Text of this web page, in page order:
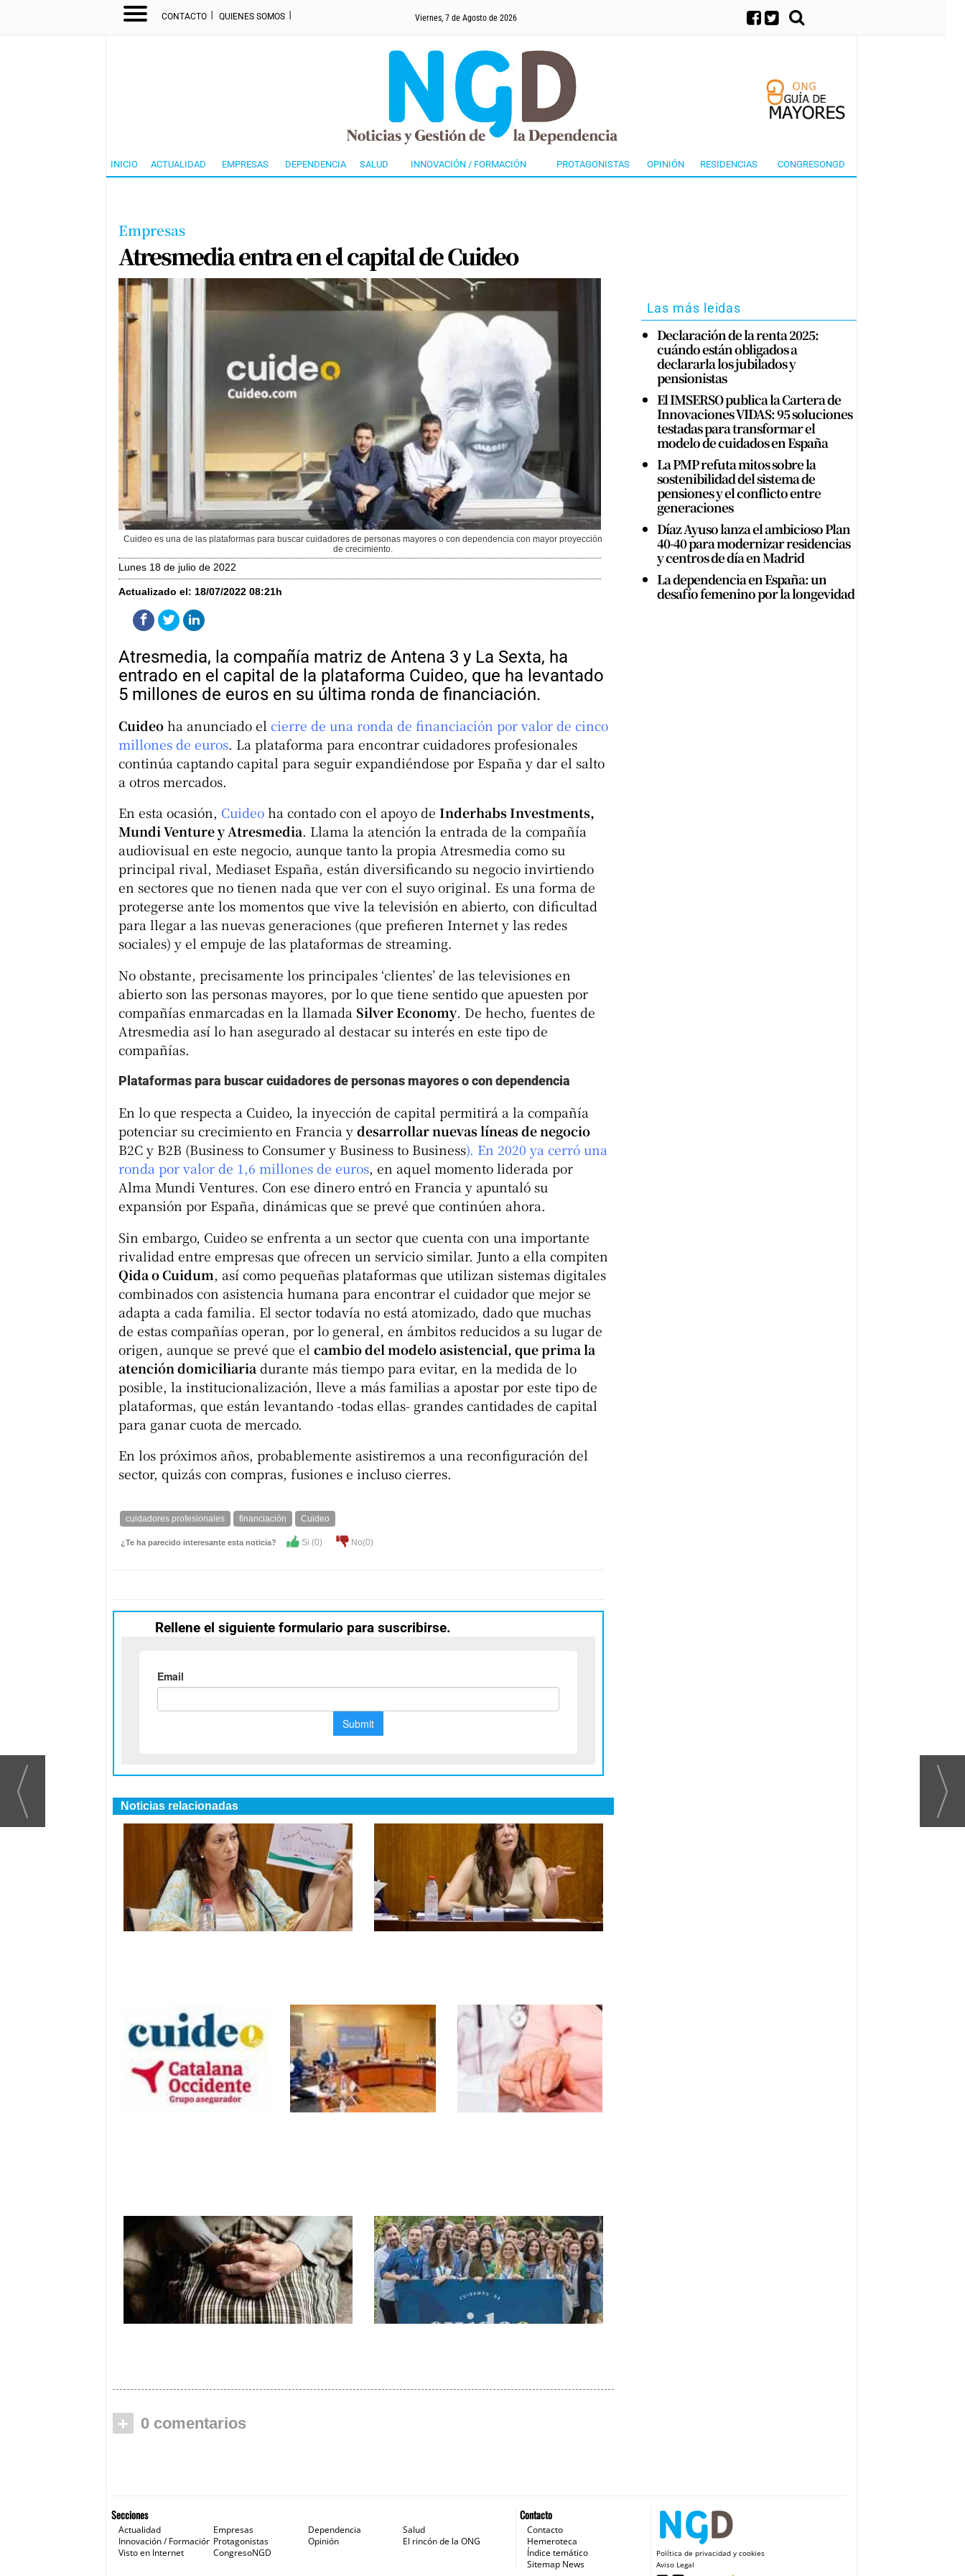
CONTACTO I QUIENES SOMOS I Viernes, 7 de Agosto de 2026
INICIO ACTUALIDAD EMPRESAS DEPENDENCIA SALUD INNOVACIÓN / FORMACIÓN PROTAGONISTAS OPINIÓN RESIDENCIAS CONGRESONGD
Empresas
Atresmedia entra en el capital de Cuideo
Cuideo es una de las plataformas para buscar cuidadores de personas mayores o con dependencia con mayor proyección
de crecimiento.
lunes 18 de julio de 2022
Actualizado el: 18/07/2022 08:21h
Atresmedia, la compañía matriz de Antena 3 y La Sexta, ha
entrado en el capital de la plataforma Cuideo, que ha levantado
5 millones de euros en su última ronda de financiación.
Cuideoha anunciado el cierre de una ronda de financiación por valor de cinco
millones de euros. La plataforma para encontrar cuidadores profesionales
continúa captando capital para seguir expandiéndose por España y dar el salto
a otros mercados.
En esta ocasión, Cuideoha contado con el apoyo de Inderhabs Investments,
Mundi Venture y Atresmedia. Llama la atención la entrada de la compañía
audiovisual en este negocio, aunque tanto la propia Atresmedia como su
principal rival, Mediaset España, están diversificando su negocio invirtiendo
en sectores que no tienen nada que ver con el suyo original. Es una forma de
protegerse ante los momentos que vive la televisión en abierto, con dificultad
para llegar a las nuevas generaciones (que prefieren Internet y las redes
sociales) y el empuje de las plataformas de streaming.
No obstante, precisamente los principales ‘clientes’ de las televisiones en
abierto son las personas mayores, por lo que tiene sentido que apuesten por
compañías enmarcadas en la llamada Silver Economy. De hecho, fuentes de
Atresmedia así lo han asegurado al destacar su interés en este tipo de
compañías.
Plataformas para buscar cuidadores de personas mayores o con dependencia
En lo que respecta a Cuideo, la inyección de capital permitirá a la compañía
potenciar su crecimiento en Francia y desarrollar nuevas líneas de negocio
B2C y B2B (Business to Consumer y Business to Business). En 2020 ya cerró una
ronda por valor de 1,6 millones de euros, en aquel momento liderada por
Alma Mundi Ventures. Con ese dinero entró en Francia y apuntaló su
expansión por España, dinámicas que se prevé que continúen ahora.
Sin embargo, Cuideo se enfrenta a un sector que cuenta con una importante
rivalidad entre empresas que ofrecen un servicio similar. Junto a ella compiten
Qida o Cuidum, así como pequeñas plataformas que utilizan sistemas digitales
combinados con asistencia humana para encontrar el cuidador que mejor se
adapta a cada familia. El sector todavía no está atomizado, dado que muchas
de estas compañías operan, por lo general, en ámbitos reducidos a su lugar de
origen, aunque se prevé que el cambio del modelo asistencial, que prima la
atención domiciliaria durante más tiempo para evitar, en la medida de lo
posible, la institucionalización, lleve a más familias a apostar por este tipo de
plataformas, que están levantando -todas ellas- grandes cantidades de capital
para ganar cuota de mercado.
En los próximos años, probablemente asistiremos a una reconfiguración del
sector, quizás con compras, fusiones e incluso cierres.
cuidadores profesionales financiación Cuideo
¿Te ha parecido interesante esta noticia? Si (0) No(0)
Rellene el siguiente formulario para suscribirse.
Noticias relacionadas
+ 0 comentarios
Las más leidas
Declaración de la renta 2025:
cuándo están obligados a
declararla los jubilados y
pensionistas
El IMSERSO publica la Cartera de
Innovaciones VIDAS: 95 soluciones
testadas para transformar el
modelo de cuidados en España
La PMP refuta mitos sobre la
sostenibilidad del sistema de
pensiones y el conflicto entre
generaciones
Díaz Ayuso lanza el ambicioso Plan
40-40 para modernizar residencias
y centros de día en Madrid
La dependencia en España: un
desafío femenino por la longevidad
Contacto
Contacto
Hemeroteca
Índice temático
Sitemap News
Política de privacidad y cookies
Aviso Legal
Secciones
Actualidad Empresas Dependencia
Salud
Innovación / Formación Protagonistas Opinión
El rincón de la ONG
Visto en Internet
CongresoNGD